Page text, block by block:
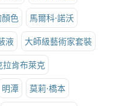
顏色 馬爾科·諾沃
液 大師級藝術家套裝
拉肯布萊克
明潭 莫莉·橋本